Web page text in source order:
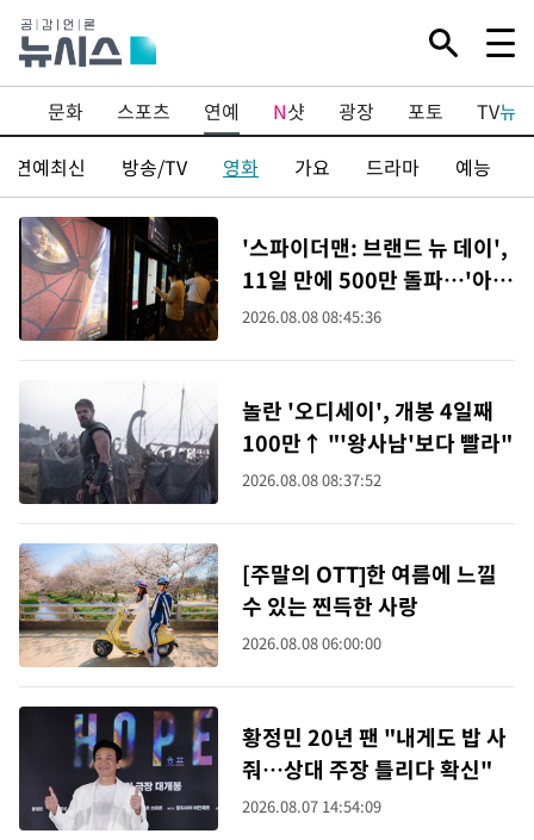
문화 스포츠 연예 N샷 광장 포토 TV뉴
연예최신
방송/TV 영화 가요 드라마 예능
'스파이더맨: 브랜드 뉴 데이',
11일 만에 500만 돌파…'아바
타2'보다 빠르다
2026.08.08 08:45:36
놀란 '오디세이', 개봉 4일째
100만↑ "'왕사남'보다 빨라"
2026.08.08 08:37:52
[주말의 OTT]한 여름에 느낄
수 있는 찐득한 사랑
2026.08.08 06:00:00
황정민 20년 팬 "내게도 밥 사
줘…상대 주장 틀리다 확신"
2026.08.07 14:54:09